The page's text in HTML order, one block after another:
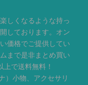
しくなるような持っ
しております。オン
価格でご提供してい
まで是非まとめ買い
で送料無料！
）小物、アクセサリ